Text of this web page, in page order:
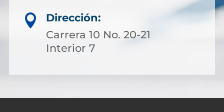

Dirección:
Carrera 10 No. 20-21
Interior 7